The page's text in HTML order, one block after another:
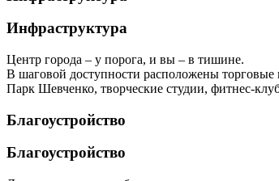
Инфраструктура
Центр города – у порога, и вы – в тишине.
В шаговой доступности расположены
Парк Шевченко, творческие студии, фитнес-
Благоустройство
Благоустройство